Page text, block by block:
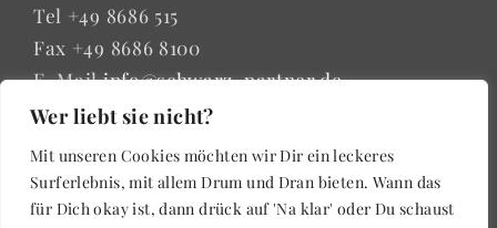
Wer liebt sie nicht?
Mit unseren Cookies möchten wir Dir ein leckeres
Surferlebnis, mit allem Drum und Dran bieten. Wann das
für Dich okay ist, dann drück auf 'Na klar' oder Du schaust
Tel +49 8686 515
Fax +49 8686 8100
E-Mailinfo@schwarz-partner.de
Impressum | Datenschutzerklärung